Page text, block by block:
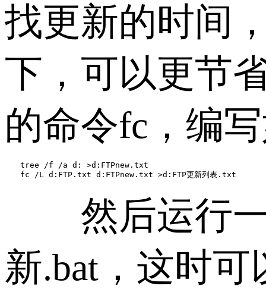
找更新的时间
下，可以更节
的命令fc，编
tree /f /a d: >d:FTPnew.txt
fc /L d:FTP.txt d:FTPnew.txt >d:FTP更新列表.txt
然后运行一
新.bat，这时